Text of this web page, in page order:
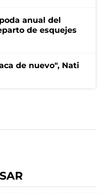
anual del
de esquejes
de nuevo", Nati